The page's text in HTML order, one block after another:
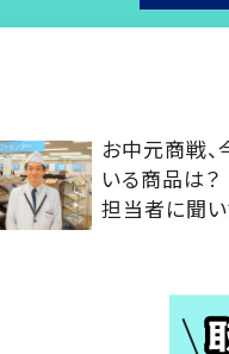
お中元商戦、
いる商品は
担当者に聞